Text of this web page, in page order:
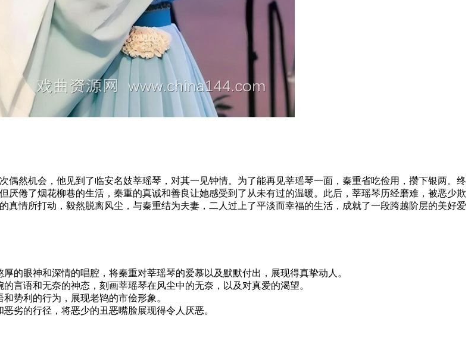
然机会，他见到了临安名妓莘瑶琴，对其一见钟情。为了能再见莘瑶琴一面，秦重省吃俭用，攒下银两。终
倦了烟花柳巷的生活，秦重的真诚和善良让她感受到了从未有过的温暖。此后，莘瑶琴历经磨难，被恶少欺
情所打动，毅然脱离风尘，与秦重结为夫妻，二人过上了平淡而幸福的生活，成就了一段跨越阶层的美好爱
的眼神和深情的唱腔，将秦重对莘瑶琴的爱慕以及默默付出，展现得真挚动人。
言语和无奈的神态，刻画莘瑶琴在风尘中的无奈，以及对真爱的渴望。
势利的行为，展现老鸨的市侩形象。
劣的行径，将恶少的丑恶嘴脸展现得令人厌恶。